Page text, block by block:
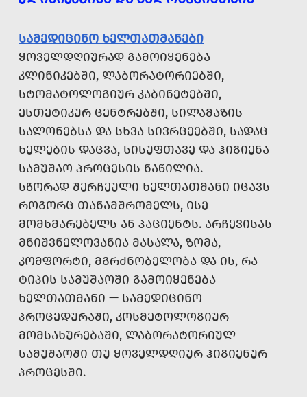
ᲡᲐᲛᲔᲓᲘᲪᲘᲜᲝ ᲮᲔᲚᲗᲐᲗᲛᲐᲜᲔᲑᲘ
ᲧᲝᲕᲔᲚᲓᲦᲘᲣᲠᲐᲓ ᲒᲐᲛᲝᲘᲧᲔᲜᲔᲑᲐ
ᲙᲚᲘᲜᲘᲙᲔᲑᲨᲘ, ᲚᲐᲑᲝᲠᲐᲢᲝᲠᲘᲔᲑᲨᲘ,
ᲡᲢᲝᲛᲐᲢᲝᲚᲝᲒᲘᲣᲠ ᲙᲐᲑᲘᲜᲔᲢᲔᲑᲨᲘ,
ᲔᲡᲗᲔᲢᲘᲙᲣᲠ ᲪᲔᲜᲢᲠᲔᲑᲨᲘ, ᲡᲘᲚᲐᲛᲐᲖᲘᲡ
ᲡᲐᲚᲝᲜᲔᲑᲡᲐ ᲓᲐ ᲡᲮᲕᲐ ᲡᲘᲕᲠᲪᲔᲔᲑᲨᲘ, ᲡᲐᲓᲐᲪ
ᲮᲔᲚᲔᲑᲘᲡ ᲓᲐᲪᲕᲐ, ᲡᲘᲡᲣᲤᲗᲐᲕᲔ ᲓᲐ ᲰᲘᲒᲘᲔᲜᲐ
ᲡᲐᲛᲣᲨᲐᲝ ᲞᲠᲝᲪᲔᲡᲘᲡ ᲜᲐᲬᲘᲚᲘᲐ.
ᲡᲬᲝᲠᲐᲓ ᲨᲔᲠᲩᲔᲣᲚᲘ ᲮᲔᲚᲗᲐᲗᲛᲐᲜᲘ ᲘᲪᲐᲕᲡ
ᲠᲝᲒᲝᲠᲪ ᲗᲐᲜᲐᲛᲨᲠᲝᲛᲔᲚᲡ, ᲘᲡᲔ
ᲛᲝᲛᲮᲛᲐᲠᲔᲑᲔᲚᲡ ᲐᲜ ᲞᲐᲪᲘᲔᲜᲢᲡ. ᲐᲠᲩᲔᲕᲘᲡᲐᲡ
ᲛᲜᲘᲨᲕᲜᲔᲚᲝᲕᲐᲜᲘᲐ ᲛᲐᲡᲐᲚᲐ, ᲖᲝᲛᲐ,
ᲙᲝᲛᲤᲝᲠᲢᲘ, ᲛᲒᲠᲫᲜᲝᲑᲔᲚᲝᲑᲐ ᲓᲐ ᲘᲡ, ᲠᲐ
ᲢᲘᲞᲘᲡ ᲡᲐᲛᲣᲨᲐᲝᲨᲘ ᲒᲐᲛᲝᲘᲧᲔᲜᲔᲑᲐ
ᲮᲔᲚᲗᲐᲗᲛᲐᲜᲘ — ᲡᲐᲛᲔᲓᲘᲪᲘᲜᲝ
ᲞᲠᲝᲪᲔᲓᲣᲠᲐᲨᲘ, ᲙᲝᲡᲛᲔᲢᲝᲚᲝᲒᲘᲣᲠ
ᲛᲝᲛᲡᲐᲮᲣᲠᲔᲑᲐᲨᲘ, ᲚᲐᲑᲝᲠᲐᲢᲝᲠᲘᲣᲚ
ᲡᲐᲛᲣᲨᲐᲝᲨᲘ ᲗᲣ ᲧᲝᲕᲔᲚᲓᲦᲘᲣᲠ ᲰᲘᲒᲘᲔᲜᲣᲠ
ᲞᲠᲝᲪᲔᲡᲨᲘ.